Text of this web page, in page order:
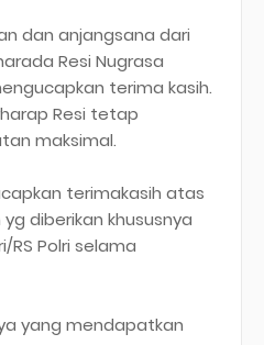
dan anjangsana dari
Resi Nugrasa
terima kasih.
Resi tetap
maksimal.
terimakasih atas
diberikan khususnya
RS Polri selama
yang mendapatkan